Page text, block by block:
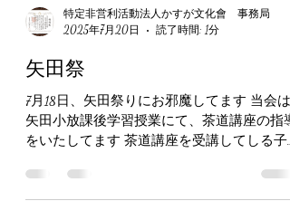
特定非営利活動法人かすが文化會 事務局
2025年7月20日
読了時間: 1分